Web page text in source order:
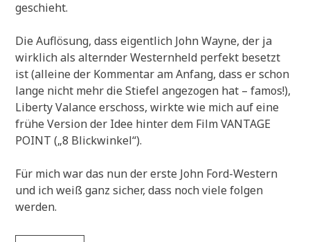
geschieht.
Die Auflösung, dass eigentlich John Wayne, der ja
wirklich als alternder Westernheld perfekt besetzt
ist (alleine der Kommentar am Anfang, dass er schon
lange nicht mehr die Stiefel angezogen hat – famos!),
Liberty Valance erschoss, wirkte wie mich auf eine
frühe Version der Idee hinter dem Film VANTAGE
POINT („8 Blickwinkel“).
Für mich war das nun der erste John Ford-Western
und ich weiß ganz sicher, dass noch viele folgen
werden.